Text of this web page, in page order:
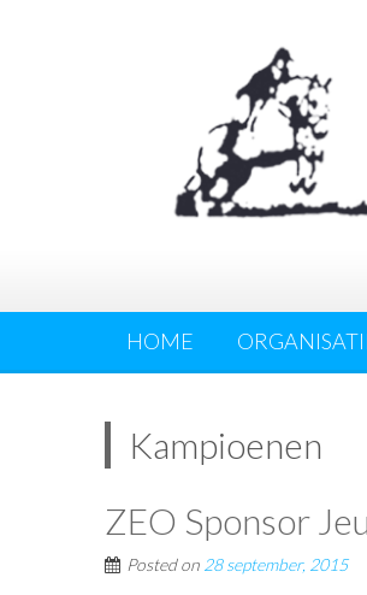
HOME
Kampioenen
ZEO Sponsor
Posted on 28 september, 2015